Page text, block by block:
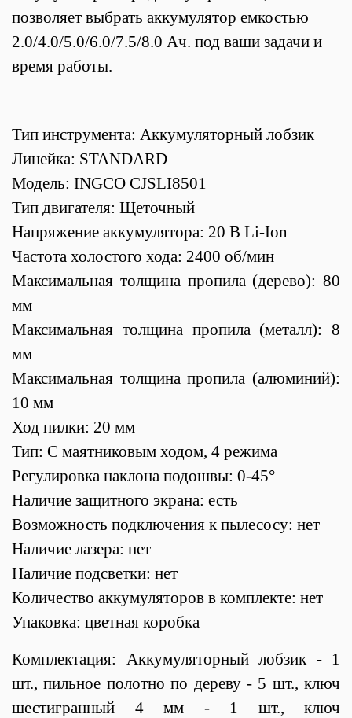
позволяет выбрать аккумулятор емкостью
2.0/4.0/5.0/6.0/7.5/8.0 Ач. под ваши задачи и
время работы.
Тип инструмента: Аккумуляторный лобзик
Линейка: STANDARD
Модель: INGCO CJSLI8501
Тип двигателя: Щеточный
Напряжение аккумулятора: 20 В Li-Ion
Частота холостого хода: 2400 об/мин
Максимальная толщина пропила (дерево): 80
мм
Максимальная толщина пропила (металл): 8
мм
Максимальная толщина пропила (алюминий):
10 мм
Ход пилки: 20 мм
Тип: С маятниковым ходом, 4 режима
Регулировка наклона подошвы: 0-45°
Наличие защитного экрана: есть
Возможность подключения к пылесосу: нет
Наличие лазера: нет
Наличие подсветки: нет
Количество аккумуляторов в комплекте: нет
Упаковка: цветная коробка
Комплектация: Аккумуляторный лобзик - 1
шт., пильное полотно по дереву - 5 шт., ключ
шестигранный 4 мм - 1 шт., ключ